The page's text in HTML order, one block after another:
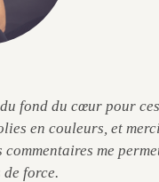
fond du cœur pour
en couleurs, et
commentaires me
force.